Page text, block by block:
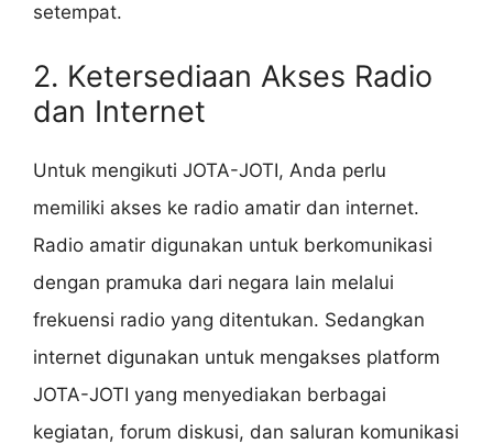
setempat.
2. Ketersediaan Akses Radio
dan Internet
Untuk mengikuti JOTA-JOTI, Anda perlu
memiliki akses ke radio amatir dan internet.
Radio amatir digunakan untuk berkomunikasi
dengan pramuka dari negara lain melalui
frekuensi radio yang ditentukan. Sedangkan
internet digunakan untuk mengakses platform
JOTA-JOTI yang menyediakan berbagai
kegiatan, forum diskusi, dan saluran komunikasi